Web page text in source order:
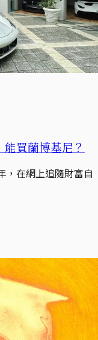
買蘭博基尼？
，在網上追隨財富自